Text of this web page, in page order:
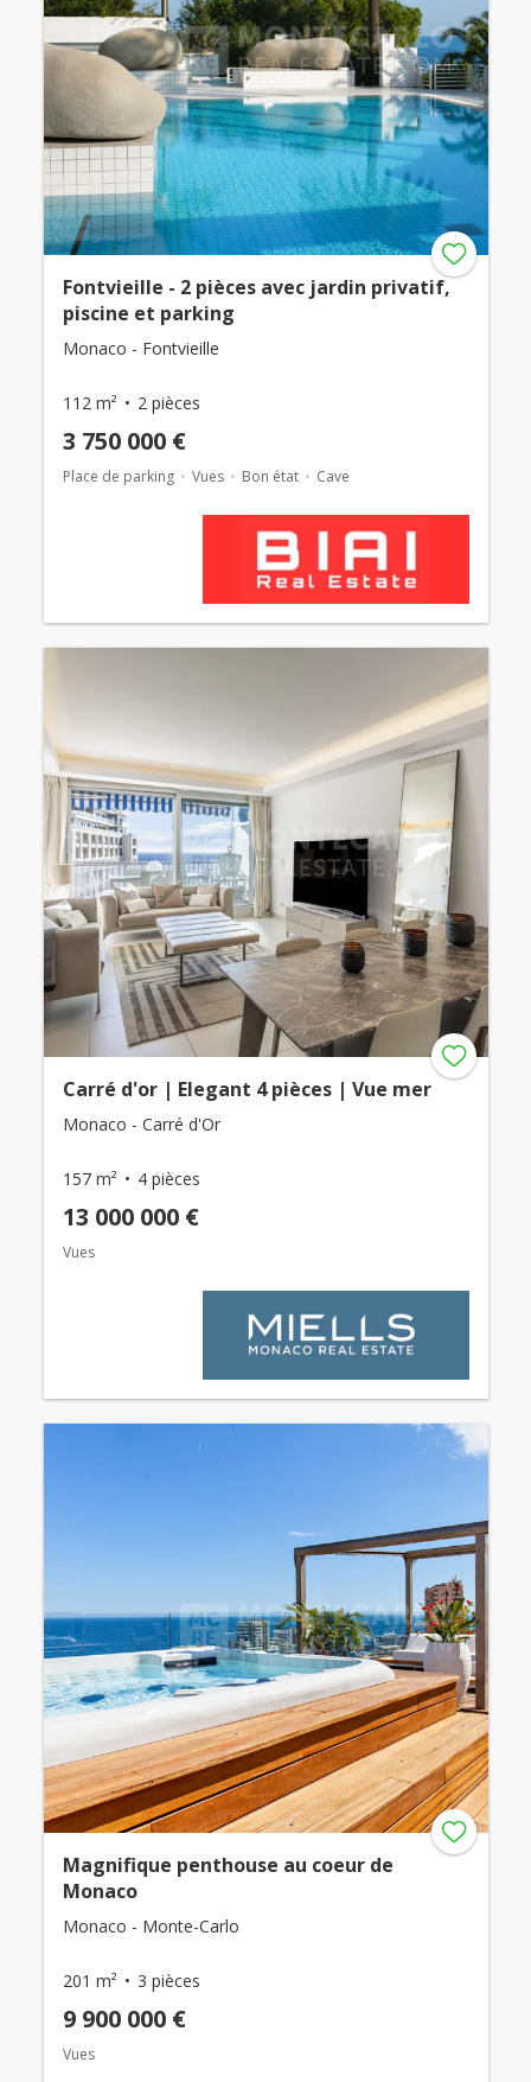
Fontvieille - 2 pièces avec jardin privatif,
piscine et parking
Monaco - Fontvieille
112 m² 2 pièces
3 750 000 €
Place de parking Vues Bon état Cave
Carré d'or | Elegant 4 pièces | Vue mer
Monaco - Carré d'Or
157 m² 4 pièces
13 000 000 €
Vues
Magnifique penthouse au coeur de
Monaco
Monaco - Monte-Carlo
201 m² 3 pièces
9 900 000 €
Vues